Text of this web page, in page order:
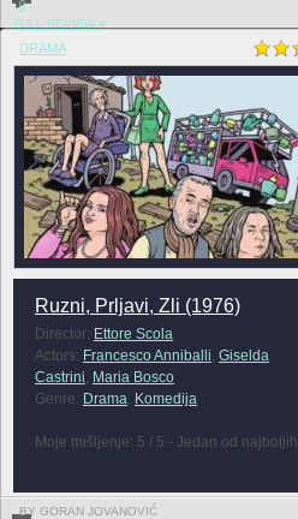
0
FULL REVIEW »
DRAMA
Ruzni, Prljavi, Zli (1976)
Director: Ettore Scola
Actors: Francesco Anniballi, Giselda
Castrini, Maria Bosco
Genre: Drama, Komedija
Moje mišljenje: 5 / 5 - Jedan od najboljih
BY GORAN JOVANOVIĆ